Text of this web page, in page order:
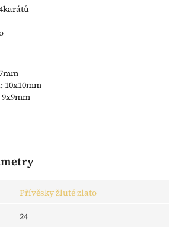
10x10mm
Přívěsky žluté zlato
24